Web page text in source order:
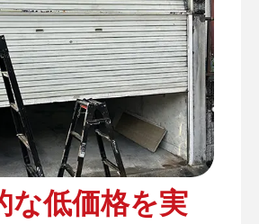
な低価格を実